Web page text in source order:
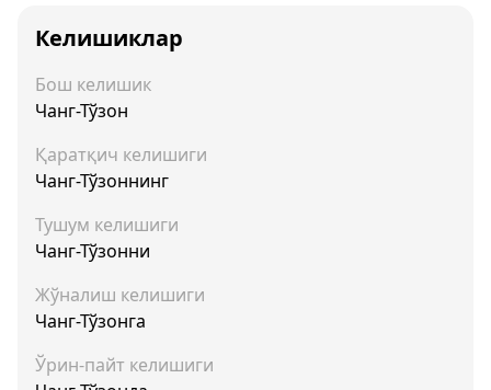
Келишиклар
Бош келишик
Чанг-Тўзон
Қаратқич келишиги
Чанг-Тўзоннинг
Тушум келишиги
Чанг-Тўзонни
Жўналиш келишиги
Чанг-Тўзонга
Ўрин-пайт келишиги